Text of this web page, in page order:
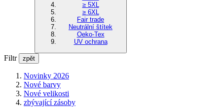
≥ 5XL
≥ 6XL
Fair trade
Neutrální štítek
Oeko-Tex
UV ochrana
Filtr zpět
Novinky 2026
Nové barvy
Nové velikosti
zbývající zásoby